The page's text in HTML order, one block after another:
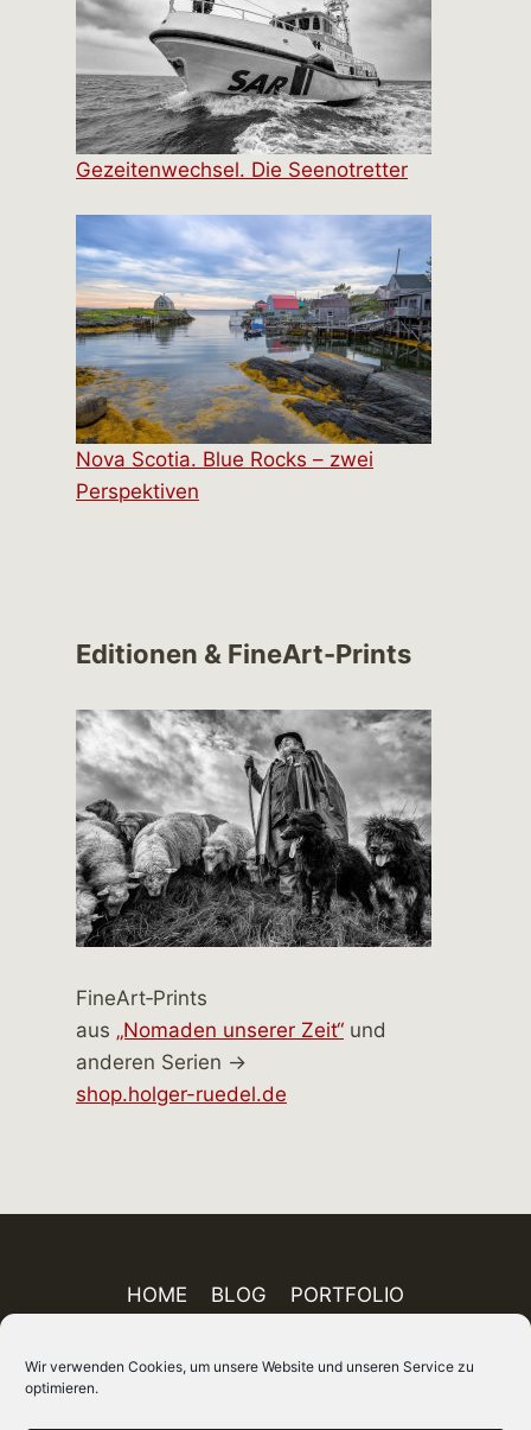
Wir verwenden Cookies, um unsere Website und unseren Service zu
optimieren.
Gezeitenwechsel. Die Seenotretter
Nova Scotia. Blue Rocks – zwei
Perspektiven
Editionen & FineArt-Prints
FineArt‑Prints
aus „Nomaden unserer Zeit“ und
anderen Serien →
shop.holger-ruedel.de
HOME BLOG
PORTFOLIO
ÜBER MICH